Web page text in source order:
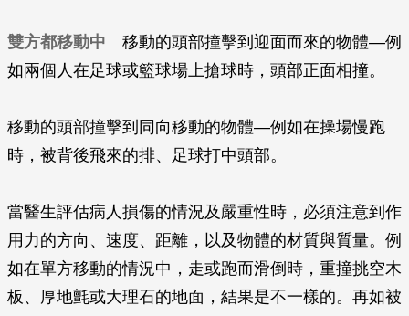
雙方都移動中 移動的頭部撞擊到迎面而來的物體—例
如兩個人在足球或籃球場上搶球時，頭部正面相撞。
移動的頭部撞擊到同向移動的物體—例如在操場慢跑
時，被背後飛來的排、足球打中頭部。
當醫生評估病人損傷的情況及嚴重性時，必須注意到作
用力的方向、速度、距離，以及物體的材質與質量。例
如在單方移動的情況中，走或跑而滑倒時，重撞挑空木
板、厚地氈或大理石的地面，結果是不一樣的。再如被